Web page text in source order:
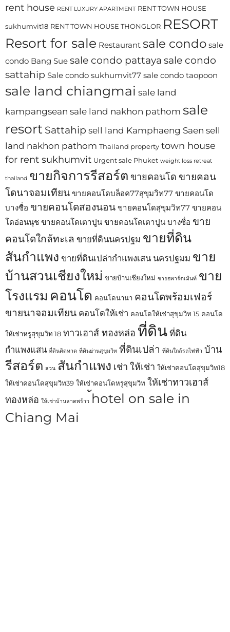
rent house RENT LUXURY APARTMENT RENT TOWN HOUSE
sukhumvit18 RENT TOWN HOUSE THONGLOR RESORT
Resort for sale Restaurant sale condo sale
condo Bang Sue sale condo pattaya sale condo
sattahip Sale condo sukhumvit77 sale condo taopoon
sale land chiangmai sale land
kampangsean sale land nakhon pathom sale
resort Sattahip sell land Kamphaeng Saen sell
land nakhon pathom Thailand property town house
for rent sukhumvit Urgent sale Phuket weight loss retreat
thailand ขายกิจการรีสอร์ต ขายคอนโด ขายคอน
โดนาจอมเทียน ขายคอนโดบล็อค77สุขุมวิท77 ขายคอนโด
บางซื่อ ขายคอนโดสองนอน ขายคอนโดสุขุมวิท77 ขายคอน
โดอ่อนนุช ขายคอนโดเตาปูน ขายคอนโดเตาปูน บางซื่อ ขาย
คอนโดใกล้ทะเล ขายที่ดินนครปฐม ขายที่ดิน
สันกำแพง ขายที่ดินเปล่ากำแพงเสน นครปฐมม ขาย
บ้านสวนเชียงใหม่ ขายบ้านเชียงใหม่ ขายอพาร์ตเม้นท์ ขาย
โรงแรม คอนโด คอนโดนานา คอนโดพร้อมเฟอร์
ขายนาจอมเทียน คอนโดให้เช่า คอนโดให้เช่าสุขุมวิท 15 คอนโด
ให้เช่าหรูสุขุมวิท 18 ทาวเฮาส์ ทองหล่อ ที่ดิน ที่ดิน
กำแพงแสน ที่ดินติดหาด ที่ดินย่านสุขุมวิท ที่ดินเปล่า ที่ดินใกล้รถไฟฟ้า บ้าน
รีสอร์ต สวน สันกำแพง เช่า ให้เช่า ให้เช่าคอนโดสุขุมวิท18
ให้เช่าคอนโดสุขุมวิท39 ให้เช่าคอนโดหรูสุขุมวิท ให้เช่าทาวเฮาส์
ทองหล่อ ให้เช่าบ้านลาดพร้าว ้hotel on sale in
Chiang Mai